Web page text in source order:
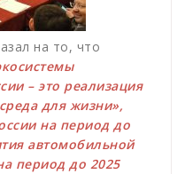
на то, что
– это реализация
для жизни»,
на период до
автомобильной
период до 2025